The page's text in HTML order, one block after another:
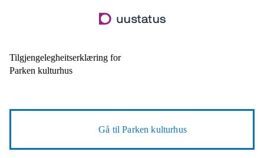
til
Tilgjengelegheitserklæring for
Parken kulturhus
Gå tilParken kulturhus